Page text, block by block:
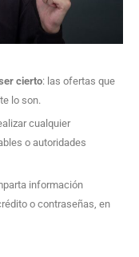
cierto: las ofertas que
lo son.
cualquier
o autoridades
información
o contraseñas, en